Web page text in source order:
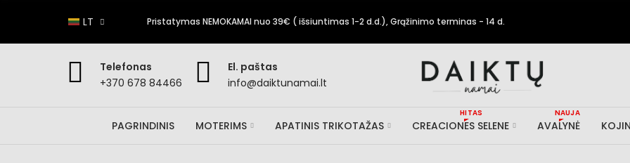
LT Pristatymas NEMOKAMAI nuo 39€ ( išsiuntimas 1-2 d.d.), Grąžinimo terminas - 14 d.
Telefonas
+370 678 84466
El. paštas
info@daiktunamai.lt
PAGRINDINIS MOTERIMS APATINIS TRIKOTAŽAS CREACIONES SELENE
HITAS
AVALYNĖ
NAUJA